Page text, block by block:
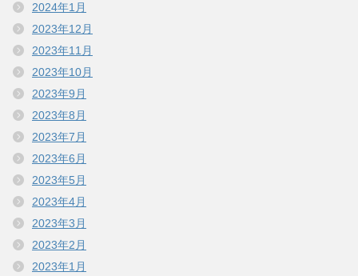
2024年1月
2023年12月
2023年11月
2023年10月
2023年9月
2023年8月
2023年7月
2023年6月
2023年5月
2023年4月
2023年3月
2023年2月
2023年1月